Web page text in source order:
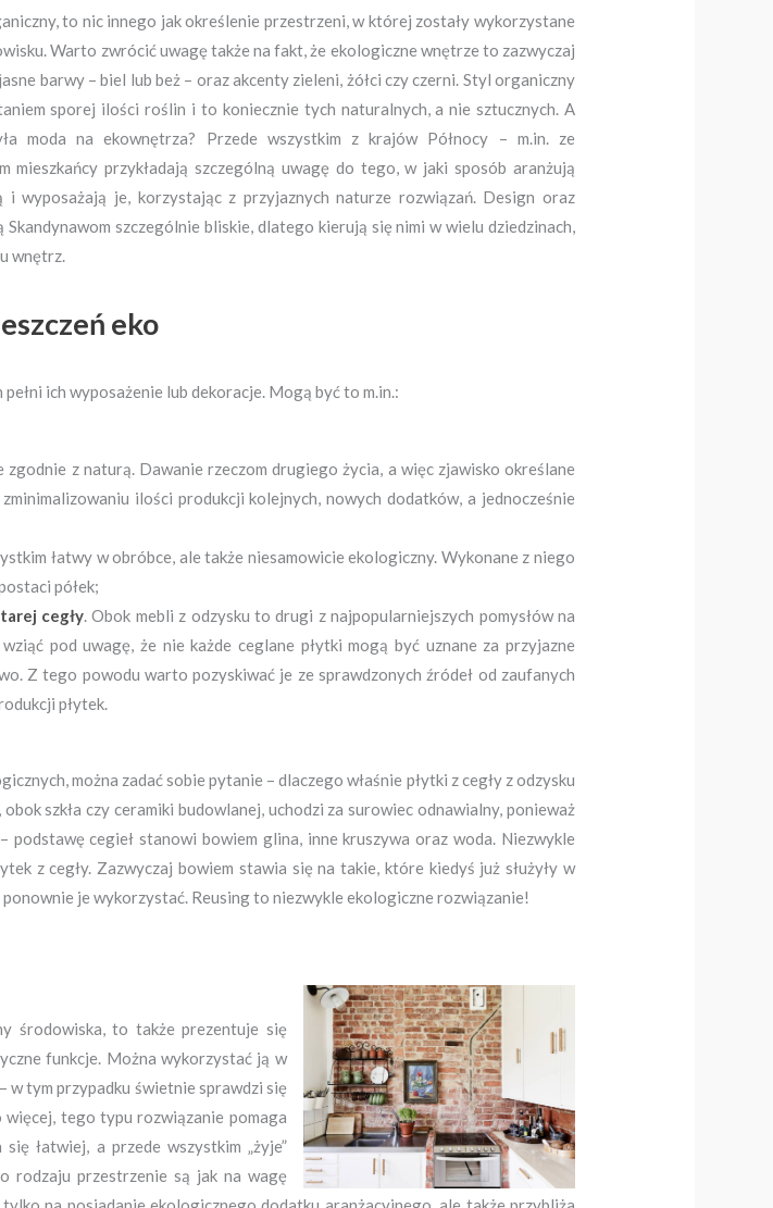
to nic innego jak określenie przestrzeni, w której zostały wykorzystane
Warto zwrócić uwagę także na fakt, że ekologiczne wnętrze to zazwyczaj
barwy – biel lub beż – oraz akcenty zieleni, żółci czy czerni. Styl organiczny
sporej ilości roślin i to koniecznie tych naturalnych, a nie sztucznych. A
moda na ekownętrza? Przede wszystkim z krajów Północy – m.in. ze
mieszkańcy przykładają szczególną uwagę do tego, w jaki sposób aranżują
i wyposażają je, korzystając z przyjaznych naturze rozwiązań. Design oraz
szczególnie bliskie, dlatego kierują się nimi w wielu dziedzinach,
wnętrz.
eko
ich wyposażenie lub dekoracje. Mogą być to m.in.:
zgodnie z naturą. Dawanie rzeczom drugiego życia, a więc zjawisko określane
ilości produkcji kolejnych, nowych dodatków, a jednocześnie
łatwy w obróbce, ale także niesamowicie ekologiczny. Wykonane z niego
półek;
cegły. Obok mebli z odzysku to drugi z najpopularniejszych pomysłów na
pod uwagę, że nie każde ceglane płytki mogą być uznane za przyjazne
Z tego powodu warto pozyskiwać je ze sprawdzonych źródeł od zaufanych
płytek.
można zadać sobie pytanie – dlaczego właśnie płytki z cegły z odzysku
szkła czy ceramiki budowlanej, uchodzi za surowiec odnawialny, ponieważ
cegieł stanowi bowiem glina, inne kruszywa oraz woda. Niezwykle
z cegły. Zazwyczaj bowiem stawia się na takie, które kiedyś już służyły w
je wykorzystać. Reusing to niezwykle ekologiczne rozwiązanie!
środowiska, to także prezentuje się
funkcje. Można wykorzystać ją w
w tym przypadku świetnie sprawdzi się
tego typu rozwiązanie pomaga
łatwiej, a przede wszystkim „żyje”
rodzaju przestrzenie są jak na wagę